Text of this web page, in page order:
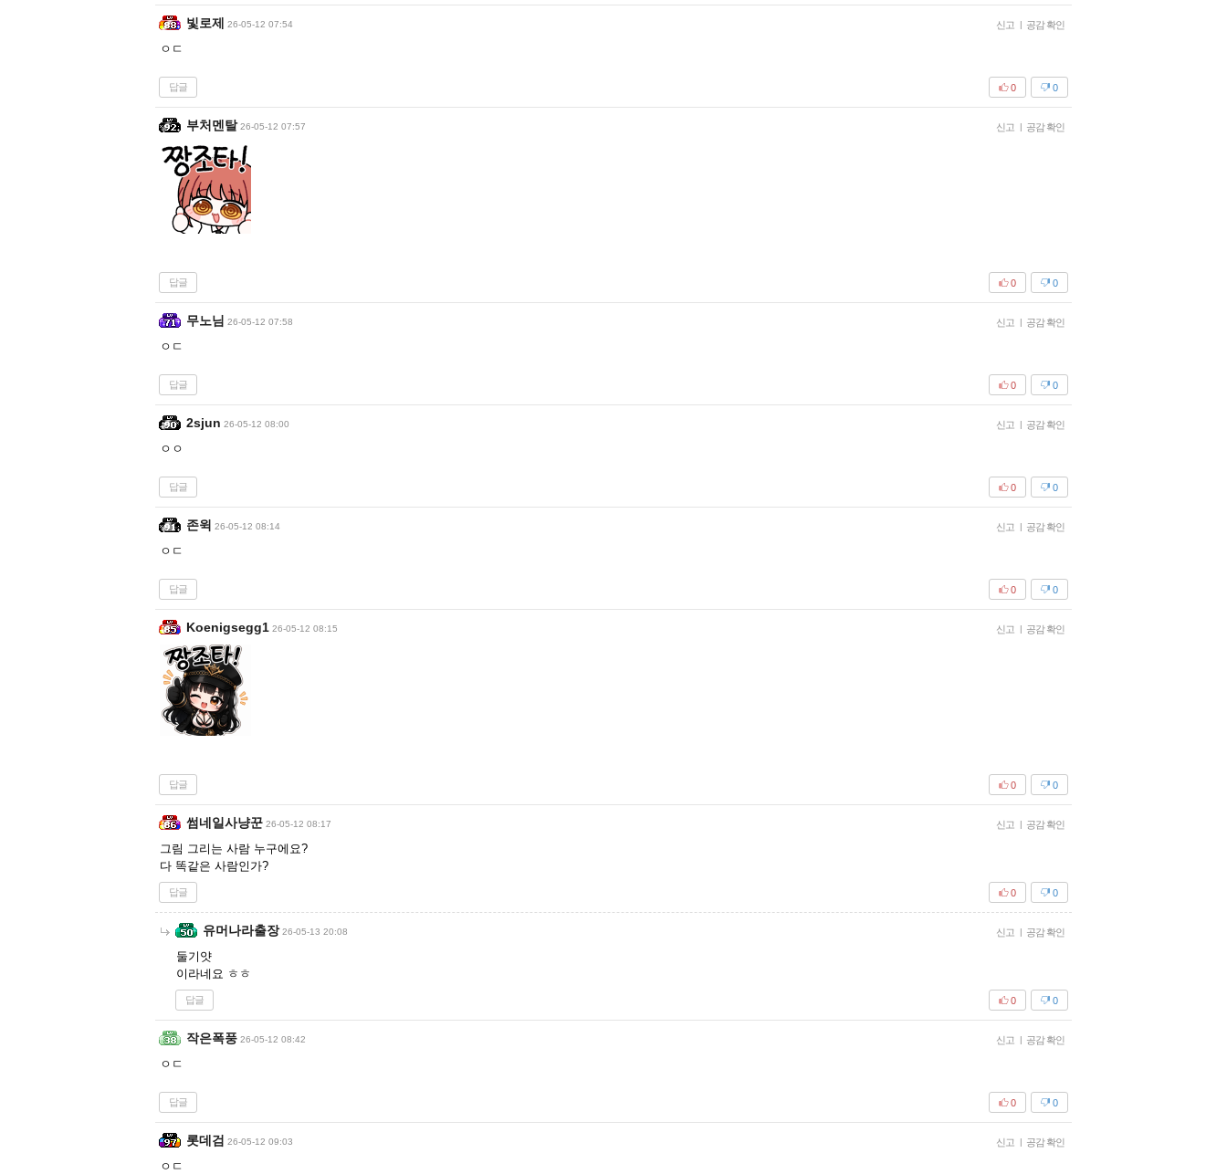
빛로제 26-05-12 07:54 신고 | 공감 확인
ㅇㄷ
답글 0
0
부처멘탈 26-05-12 07:57 신고 | 공감 확인
답글 0
0
무노님 26-05-12 07:58 신고 | 공감 확인
ㅇㄷ
답글 0
0
2sjun 26-05-12 08:00 신고 | 공감 확인
ㅇㅇ
답글 0
0
존윅 26-05-12 08:14 신고 | 공감 확인
ㅇㄷ
답글 0
0
Koenigsegg1 26-05-12 08:15 신고 | 공감 확인
답글 0
0
썸네일사냥꾼 26-05-12 08:17 신고 | 공감 확인
그림 그리는 사람 누구에요?
다 똑같은 사람인가?
답글 0
0
유머나라출장 26-05-13 20:08 신고 | 공감 확인
둘기얏
이라네요 ㅎㅎ
답글 0
0
작은폭풍 26-05-12 08:42 신고 | 공감 확인
ㅇㄷ
답글 0
0
롯데검 26-05-12 09:03 신고 | 공감 확인
ㅇㄷ